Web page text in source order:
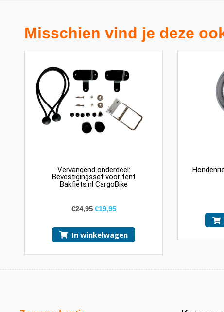
Misschien vind je deze
Vervangend onderdeel:
Bevestigingsset voor tent
Bakfiets.nl CargoBike
€24,95 €19,95
In winkelwagen